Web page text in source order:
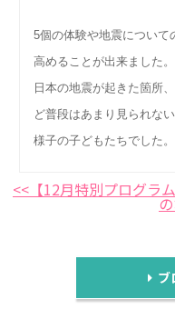
5個の体験や地震について
高めることが出来ました。
日本の地震が起きた箇所
ど普段はあまり見られな
様子の子どもたちでした。
<<【12月特別プログラ
ブ